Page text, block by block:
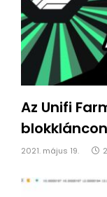
Az Unifi
2021. május 19.